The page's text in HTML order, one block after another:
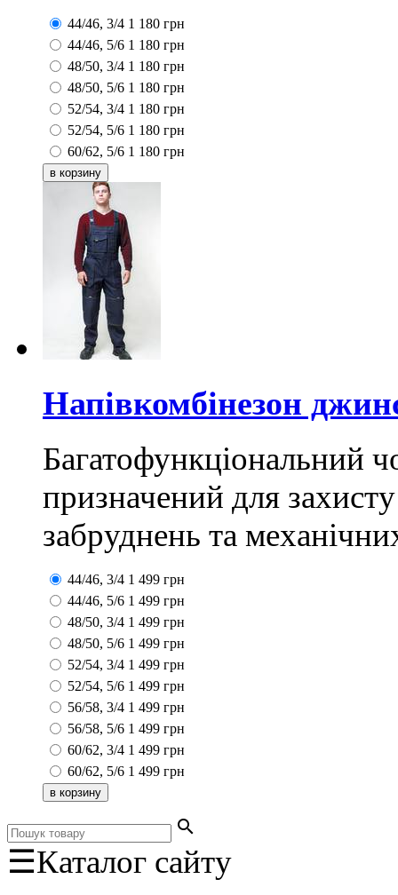
44/46, 3/4 1 180 грн
44/46, 5/6 1 180 грн
48/50, 3/4 1 180 грн
48/50, 5/6 1 180 грн
52/54, 3/4 1 180 грн
52/54, 5/6 1 180 грн
60/62, 5/6 1 180 грн
Напівкомбінезон
Багатофункціональний
призначений для
забруднень та
44/46, 3/4 1 499 грн
44/46, 5/6 1 499 грн
48/50, 3/4 1 499 грн
48/50, 5/6 1 499 грн
52/54, 3/4 1 499 грн
52/54, 5/6 1 499 грн
56/58, 3/4 1 499 грн
56/58, 5/6 1 499 грн
60/62, 3/4 1 499 грн
60/62, 5/6 1 499 грн
search
☰Каталог сайту